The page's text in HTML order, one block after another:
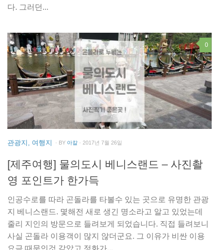
다. 그러던...
0
관광지, 여행지 · BY 아칼 · 2017년 7월 26일
[제주여행] 물의도시 베니스랜드 – 사진촬
영 포인트가 한가득
인공수로를 따라 곤돌라를 타볼수 있는 곳으로 유명한 관광
지 베니스랜드. 몇해전 새로 생긴 명소라고 알고 있었는데
줄리 지인의 방문으로 들려보게 되었습니다. 직접 들려보니
사실 곤돌라 이용객이 많지 않더군요. 그 이유가 비싼 이용
요금 때문인것 같았고 정화가...